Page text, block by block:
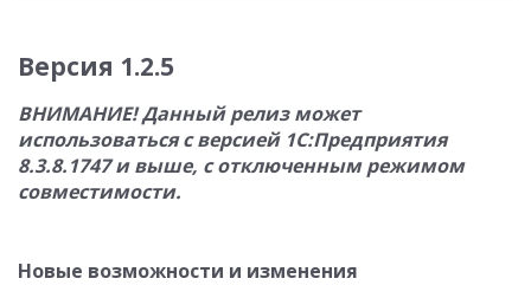
Версия 1.2.5
ВНИМАНИЕ! Данный релиз может
использоваться с версией 1С:Предприятия
8.3.8.1747 и выше, с отключенным режимом
совместимости.
Новые возможности и изменения